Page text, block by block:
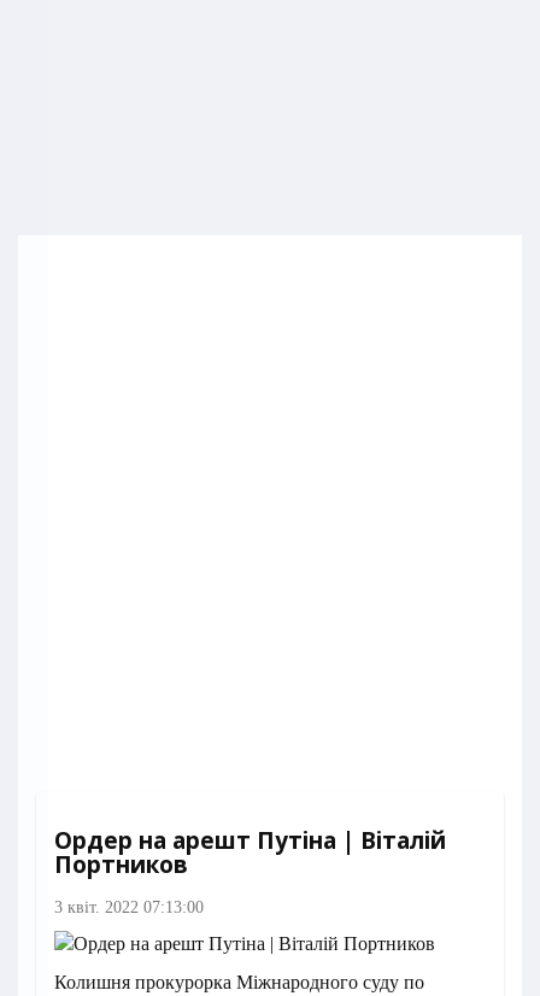
Ордер на арешт Путіна | Віталій
Портников
3 квіт. 2022 07:13:00
Колишня прокурорка Міжнародного суду по